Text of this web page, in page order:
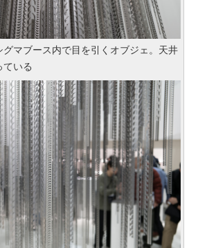
グマブース内で目を引くオブジェ。天井
ている